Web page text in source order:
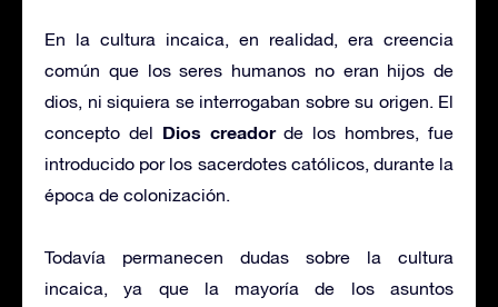
En la cultura incaica, en realidad, era creencia
común que los seres humanos no eran hijos de
dios, ni siquiera se interrogaban sobre su origen. El
concepto del Dios creadorde los hombres, fue
introducido por los sacerdotes católicos, durante la
época de colonización.
Todavía permanecen dudas sobre la cultura
incaica, ya que la mayoría de los asuntos